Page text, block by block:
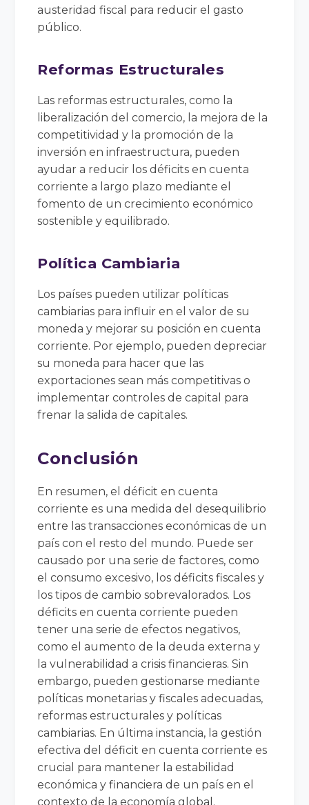
austeridad fiscal para reducir el gasto
público.
Reformas Estructurales
Las reformas estructurales, como la
liberalización del comercio, la mejora de la
competitividad y la promoción de la
inversión en infraestructura, pueden
ayudar a reducir los déficits en cuenta
corriente a largo plazo mediante el
fomento de un crecimiento económico
sostenible y equilibrado.
Política Cambiaria
Los países pueden utilizar políticas
cambiarias para influir en el valor de su
moneda y mejorar su posición en cuenta
corriente. Por ejemplo, pueden depreciar
su moneda para hacer que las
exportaciones sean más competitivas o
implementar controles de capital para
frenar la salida de capitales.
Conclusión
En resumen, el déficit en cuenta
corriente es una medida del desequilibrio
entre las transacciones económicas de un
país con el resto del mundo. Puede ser
causado por una serie de factores, como
el consumo excesivo, los déficits fiscales y
los tipos de cambio sobrevalorados. Los
déficits en cuenta corriente pueden
tener una serie de efectos negativos,
como el aumento de la deuda externa y
la vulnerabilidad a crisis financieras. Sin
embargo, pueden gestionarse mediante
políticas monetarias y fiscales adecuadas,
reformas estructurales y políticas
cambiarias. En última instancia, la gestión
efectiva del déficit en cuenta corriente es
crucial para mantener la estabilidad
económica y financiera de un país en el
contexto de la economía global.